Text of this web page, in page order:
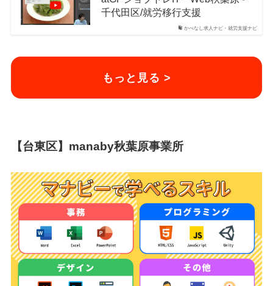
かべなし求人ナビ・就労支援ナビ
千代田区/就労移行支援
もっと見る >
【台東区】manaby秋葉原事業所